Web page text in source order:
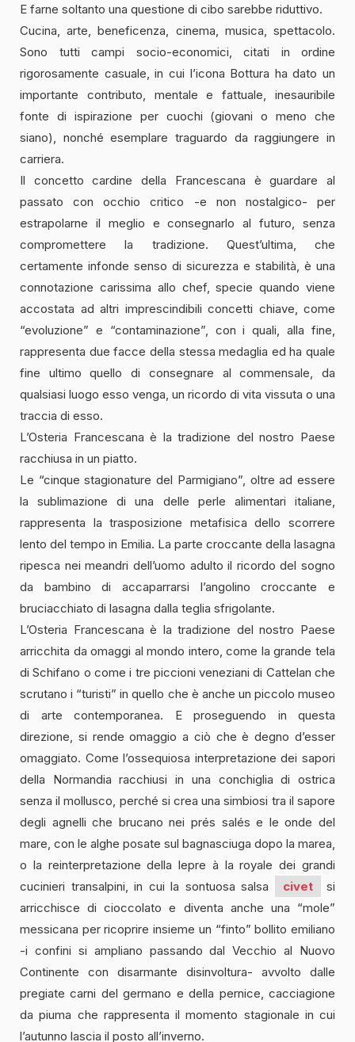
E farne soltanto una questione di cibo sarebbe riduttivo.
Cucina, arte, beneficenza, cinema, musica, spettacolo.
Sono tutti campi socio-economici, citati in ordine
rigorosamente casuale, in cui l’icona Bottura ha dato un
importante contributo, mentale e fattuale, inesauribile
fonte di ispirazione per cuochi (giovani o meno che
siano), nonché esemplare traguardo da raggiungere in
carriera.
Il concetto cardine della Francescana è guardare al
passato con occhio critico -e non nostalgico- per
estrapolarne il meglio e consegnarlo al futuro, senza
compromettere la tradizione. Quest’ultima, che
certamente infonde senso di sicurezza e stabilità, è una
connotazione carissima allo chef, specie quando viene
accostata ad altri imprescindibili concetti chiave, come
“evoluzione” e “contaminazione”, con i quali, alla fine,
rappresenta due facce della stessa medaglia ed ha quale
fine ultimo quello di consegnare al commensale, da
qualsiasi luogo esso venga, un ricordo di vita vissuta o una
traccia di esso.
L’Osteria Francescana è la tradizione del nostro Paese
racchiusa in un piatto.
Le “cinque stagionature del Parmigiano”, oltre ad essere
la sublimazione di una delle perle alimentari italiane,
rappresenta la trasposizione metafisica dello scorrere
lento del tempo in Emilia. La parte croccante della lasagna
ripesca nei meandri dell’uomo adulto il ricordo del sogno
da bambino di accaparrarsi l’angolino croccante e
bruciacchiato di lasagna dalla teglia sfrigolante.
L’Osteria Francescana è la tradizione del nostro Paese
arricchita da omaggi al mondo intero, come la grande tela
di Schifano o come i tre piccioni veneziani di Cattelan che
scrutano i “turisti” in quello che è anche un piccolo museo
di arte contemporanea. E proseguendo in questa
direzione, si rende omaggio a ciò che è degno d’esser
omaggiato. Come l’ossequiosa interpretazione dei sapori
della Normandia racchiusi in una conchiglia di ostrica
senza il mollusco, perché si crea una simbiosi tra il sapore
degli agnelli che brucano nei prés salés e le onde del
mare, con le alghe posate sul bagnasciuga dopo la marea,
o la reinterpretazione della lepre à la royale dei grandi
cucinieri transalpini, in cui la sontuosa salsa
civet
si
arricchisce di cioccolato e diventa anche una “mole”
messicana per ricoprire insieme un “finto” bollito emiliano
-i confini si ampliano passando dal Vecchio al Nuovo
Continente con disarmante disinvoltura- avvolto dalle
pregiate carni del germano e della pernice, cacciagione
da piuma che rappresenta il momento stagionale in cui
l’autunno lascia il posto all’inverno.